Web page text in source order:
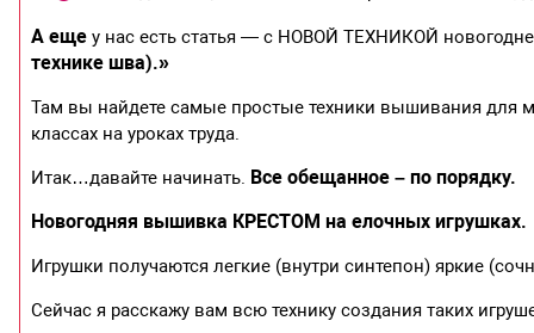
А еще у нас есть статья — с НОВОЙ ТЕХНИКОЙ
технике шва).»
Там вы найдете самые простые техники вышивания для
классах на уроках труда.
Итак…давайте начинать. Все обещанное – по порядку.
Новогодняя вышивка КРЕСТОМ на елочных игрушках.
Игрушки получаются легкие (внутри синтепон) яркие
Сейчас я расскажу вам всю технику создания таких